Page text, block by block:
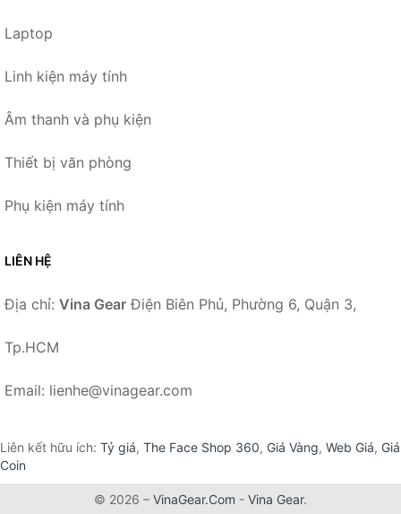
Laptop
Linh kiện máy tính
Âm thanh và phụ kiện
Thiết bị văn phòng
Phụ kiện máy tính
LIÊN HỆ
Địa chỉ: Vina Gear Điện Biên Phủ, Phường 6, Quận 3,
Tp.HCM
Email: lienhe@vinagear.com
Liên kết hữu ích: Tỷ giá, The Face Shop 360, Giá Vàng, Web Giá, Giá
Coin
© 2026 – VinaGear.Com - Vina Gear.